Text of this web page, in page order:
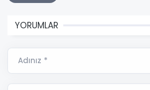
YORUMLAR
Adınız *